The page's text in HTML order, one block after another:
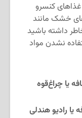
کنسرو
خشک مانند
داشته باشید
نشدن مواد
یا چراغ‌قوه
یا رادیو هندلی